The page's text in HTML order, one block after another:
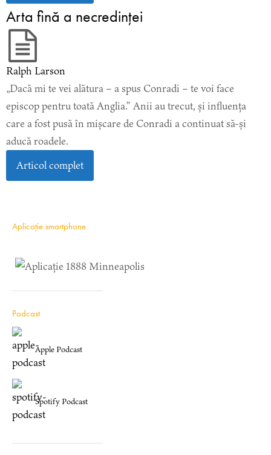
Arta fină a necredinței
Ralph Larson
„Dacă mi te vei alătura – a spus Conradi – te voi face
episcop pentru toată Anglia.” Anii au trecut, și influența
care a fost pusă în mișcare de Conradi a continuat să-și
aducă roadele.
Articol complet
Aplicație smartphone
Podcast
Apple Podcast
Spotify Podcast